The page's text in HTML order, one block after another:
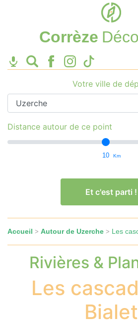
Corrèze
Votre ville de
Distance autour de ce point
10 Km
Et c'est parti !
Accueil > Autour de Uzerche > Les
Rivières &
Les
Bialet